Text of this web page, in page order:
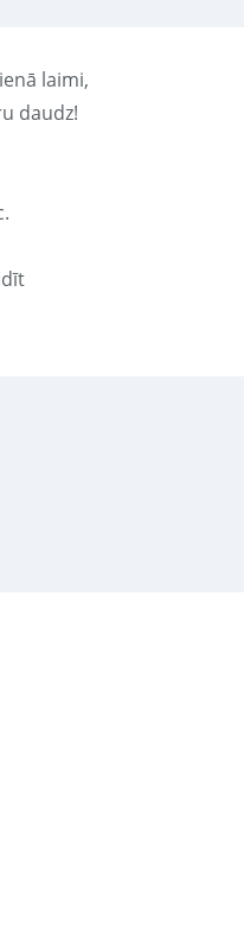
laimi,
daudz!